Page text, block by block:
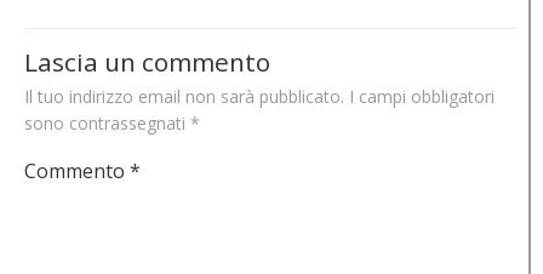
Lascia un commento
Il tuo indirizzo email non sarà pubblicato. I campi obbligatori
sono contrassegnati *
Commento *